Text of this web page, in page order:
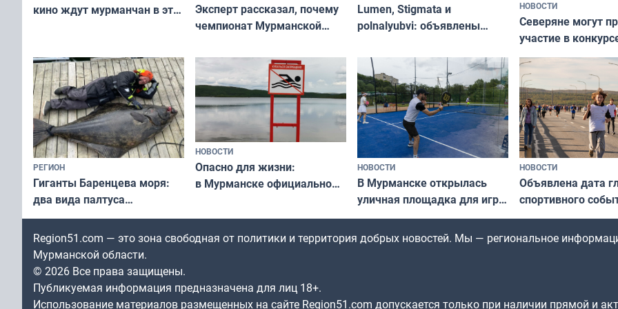
кино ждут мурманчан в эти
Эксперт рассказал, почему
чемпионат Мурманской
незамеченным
Lumen, Stigmata и
polnalyubvi: объявлены
«Имандра» в 2026 года
НОВОСТИ
Северяне могут
участие в
северной
по Печенгскому
РЕГИОН
Гиганты Баренцева моря:
два вида палтуса
и их рекордные трофеи
НОВОСТИ
Опасно для жизни:
в Мурманске официально
в городских водоёмах
НОВОСТИ
В Мурманске открылась
уличная площадка для игры
в падел
НОВОСТИ
Объявлена дата
спортивного
Заполярья: как
фестиваль
Region51.com — это зона свободная от политики и территория добрых новостей. Мы — региональное
Мурманской области.
© 2026 Все права защищены.
Публикуемая информация предназначена для лиц 18+.
Использование материалов размещенных на сайте Region51.com допускается только при наличии прямой и